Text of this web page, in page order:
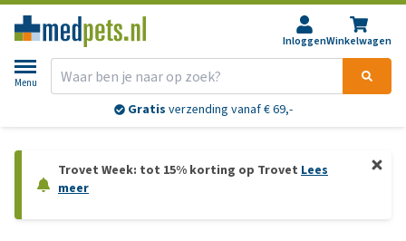
InloggenWinkelwagen
Menu
Gratis verzending vanaf € 69,-
Trovet Week: tot 15% korting op Trovet Lees
meer